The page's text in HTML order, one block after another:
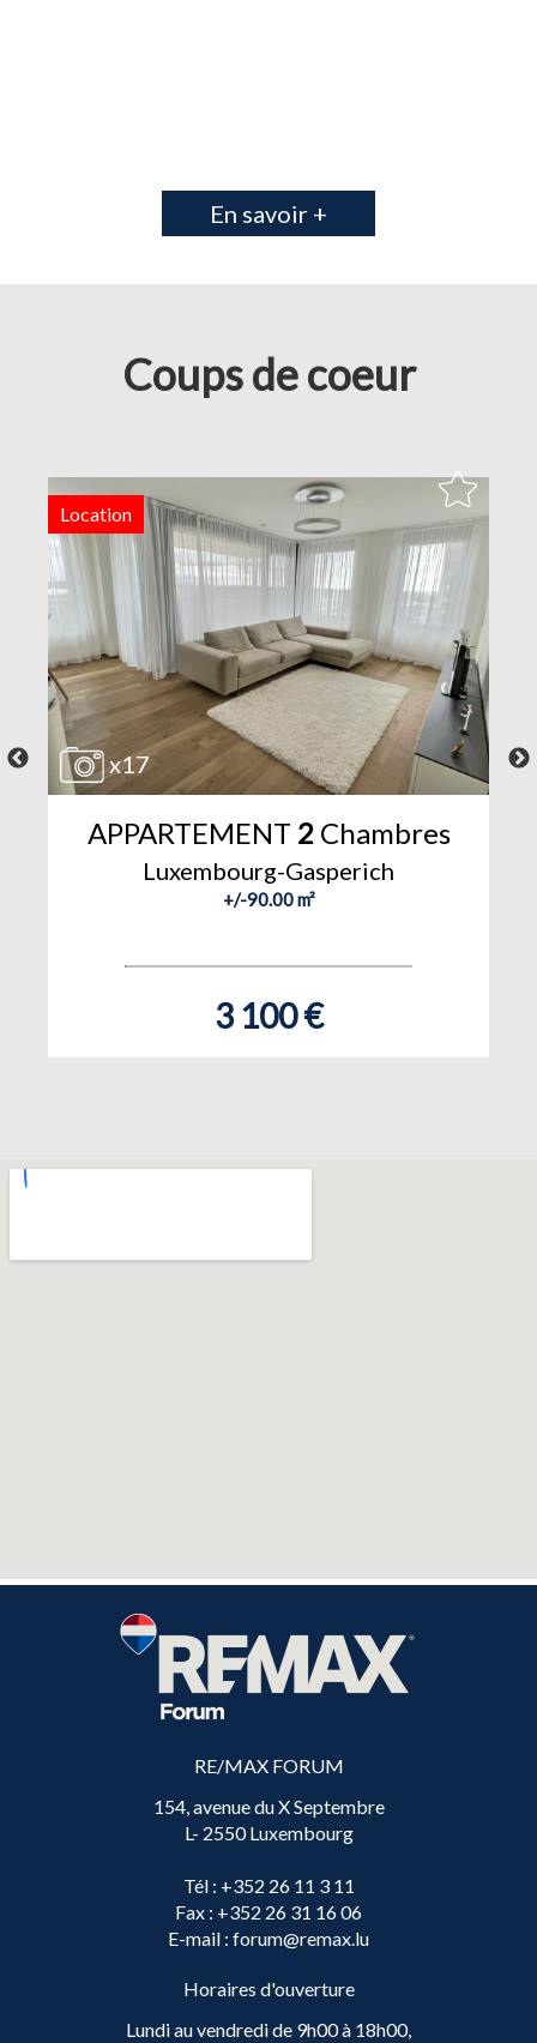
En savoir +
Coups de coeur
x17
Location
APPARTEMENT 2Chambres
Luxembourg-Gasperich
+/-90.00 m²
3 100 €
RE/MAX FORUM
154, avenue du X Septembre
L- 2550 Luxembourg
Tél: +352 26 11 3 11
Fax : +352 26 31 16 06
E-mail : forum@remax.lu
Horaires d'ouverture
Lundi au vendredi de 9h00 à 18h00,